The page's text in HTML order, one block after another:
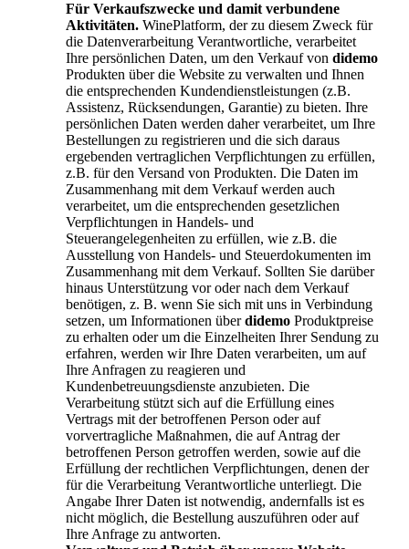
Für Verkaufszwecke und damit verbundene
Aktivitäten. WinePlatform, der zu diesem Zweck für
die Datenverarbeitung Verantwortliche, verarbeitet
Ihre persönlichen Daten, um den Verkauf von didemo
Produkten über die Website zu verwalten und Ihnen
die entsprechenden Kundendienstleistungen (z.B.
Assistenz, Rücksendungen, Garantie) zu bieten. Ihre
persönlichen Daten werden daher verarbeitet, um Ihre
Bestellungen zu registrieren und die sich daraus
ergebenden vertraglichen Verpflichtungen zu erfüllen,
z.B. für den Versand von Produkten. Die Daten im
Zusammenhang mit dem Verkauf werden auch
verarbeitet, um die entsprechenden gesetzlichen
Verpflichtungen in Handels- und
Steuerangelegenheiten zu erfüllen, wie z.B. die
Ausstellung von Handels- und Steuerdokumenten im
Zusammenhang mit dem Verkauf. Sollten Sie darüber
hinaus Unterstützung vor oder nach dem Verkauf
benötigen, z. B. wenn Sie sich mit uns in Verbindung
setzen, um Informationen über didemo Produktpreise
zu erhalten oder um die Einzelheiten Ihrer Sendung zu
erfahren, werden wir Ihre Daten verarbeiten, um auf
Ihre Anfragen zu reagieren und
Kundenbetreuungsdienste anzubieten. Die
Verarbeitung stützt sich auf die Erfüllung eines
Vertrags mit der betroffenen Person oder auf
vorvertragliche Maßnahmen, die auf Antrag der
betroffenen Person getroffen werden, sowie auf die
Erfüllung der rechtlichen Verpflichtungen, denen der
für die Verarbeitung Verantwortliche unterliegt. Die
Angabe Ihrer Daten ist notwendig, andernfalls ist es
nicht möglich, die Bestellung auszuführen oder auf
Ihre Anfrage zu antworten.